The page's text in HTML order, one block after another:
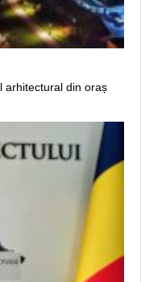
arhitectural din oraș